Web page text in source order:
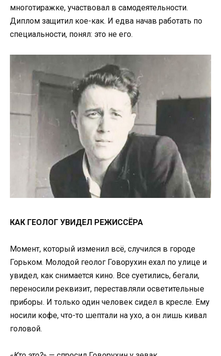
многотиражке, участвовал в самодеятельности.
Диплом защитил кое-как. И едва начав работать по
специальности, понял: это не его.
КАК ГЕОЛОГ УВИДЕЛ РЕЖИССЁРА
Момент, который изменил всё, случился в городе
Горьком. Молодой геолог Говорухин ехал по улице и
увидел, как снимается кино. Все суетились, бегали,
переносили реквизит, переставляли осветительные
приборы. И только один человек сидел в кресле. Ему
носили кофе, что-то шептали на ухо, а он лишь кивал
головой.